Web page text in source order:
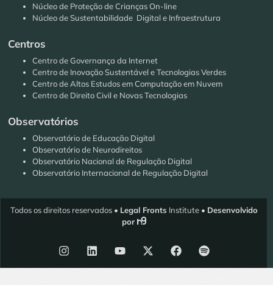
Núcleo de Proteção de Crianças On-line
Núcleo de Sustentabilidade Digital e Infraestrutura
Centros
Centro de Governança da Internet
Centro de Inovação Sustentável e Tecnologias Verdes
Centro de Altos Estudos em Computação em Nuvem
Centro de Direito Civil e Novas Tecnologias
Observatórios
Observatório de Educação Digital
Observatório de Neurodireitos
Observatório Nacional de Regulação Digital
Observatório Internacional de Regulação Digital
Todos os direitos reservados • Legal Fronts Institute • Desenvolvido
por